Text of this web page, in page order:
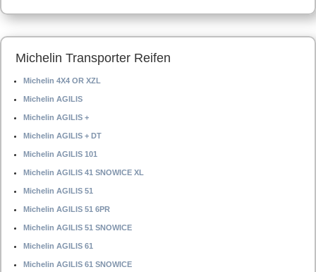
Michelin Transporter Reifen
Michelin 4X4 OR XZL
Michelin AGILIS
Michelin AGILIS +
Michelin AGILIS + DT
Michelin AGILIS 101
Michelin AGILIS 41 SNOWICE XL
Michelin AGILIS 51
Michelin AGILIS 51 6PR
Michelin AGILIS 51 SNOWICE
Michelin AGILIS 61
Michelin AGILIS 61 SNOWICE